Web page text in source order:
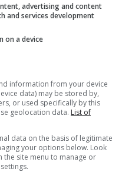
Stage 25
στο "Stage 25" του
advertising and content
and services development
on a device
information from your device
data) may be stored by,
or used specifically by this
geolocation data. List of
data on the basis of legitimate
your options below. Look
site menu to manage or